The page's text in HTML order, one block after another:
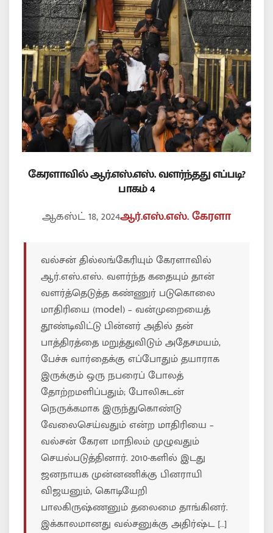
கேரளாவில் ஆர்.எஸ்.எஸ். வளர்ந்தது எப்படி?
பாகம் 4
ஆகஸ்ட் 18, 2024ஆர்.எஸ்.எஸ்.கேரளா
வல்சன் தில்லங்கேரியும் கேரளாவில்
ஆர்.எஸ்.எஸ். வளர்ந்த கதையும் தான்
வளர்த்தெடுத்த கண்ணுர் படுகொலை
மாதிரியை (model) – வன்முறையைத்
தூண்டிவிட்டு பின்னர் அதில் தன்
பாத்திரத்தை மறுத்துவிடும் அதேசமயம்,
பேச்சு வார்தைக்கு எப்போதும் தயாராக
இருக்கும் ஒரு நபரைப் போலத்
தோற்றமளிப்பதும்; போலிசுடன்
நெருக்கமாக இருந்துகொண்டு
வேலைசெய்வதும் என்ற மாதிரியை –
வல்சன் கேரள மாநிலம் முழுவதும்
செயல்படுத்தினார். 2010-களில் இடது
ஜனநாயக முன்னணிக்கு பினராயி
விஜயனும், கொடியேறி
பாலகிருஷ்ணனும் தலைமை தாங்கினர்.
இக்காலமானது வல்சனுக்கு அதிர்ஷ்ட […]